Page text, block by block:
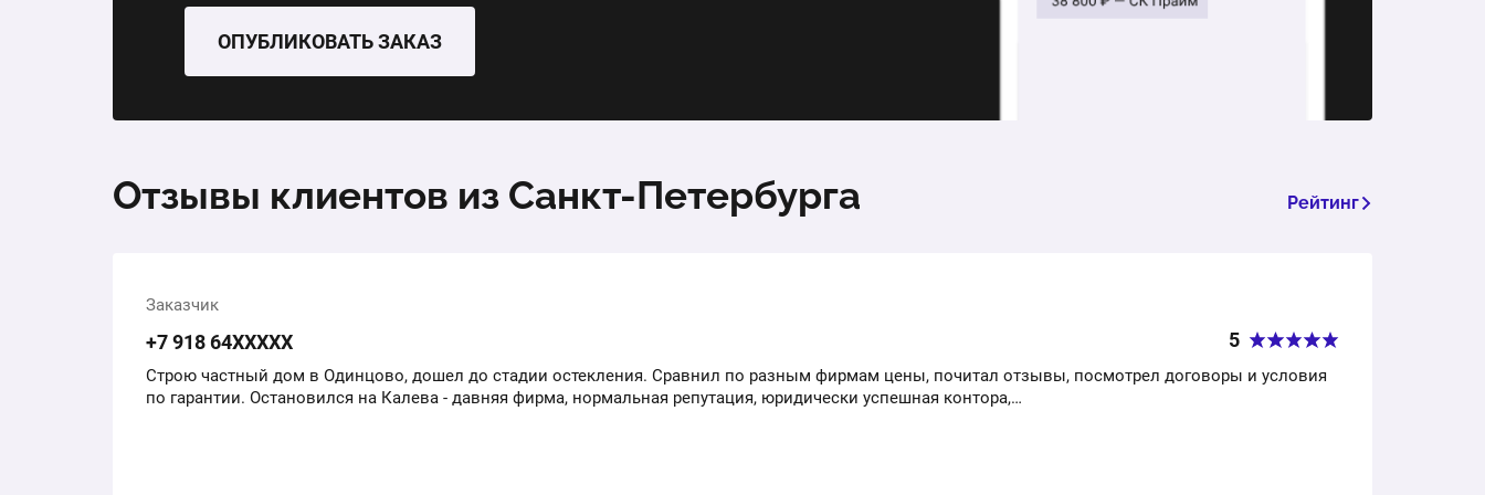
ОПУБЛИКОВАТЬ ЗАКАЗ
Отзывы клиентов из Санкт-Петербурга Рейтинг
Заказчик
+7 918 64ХХХХХ 5
Строю частный дом в Одинцово, дошел до стадии остекления. Сравнил по разным фирмам цены, почитал отзывы, посмотрел договоры и условия
по гарантии. Остановился на Калева - давняя фирма, нормальная репутация, юридически успешная контора,…